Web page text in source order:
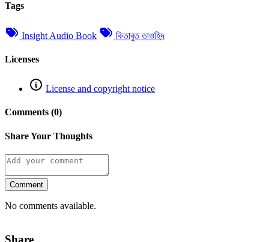
Tags
Insight Audio Book কিতাবুত তাওহিদ
Licenses
License and copyright notice
Comments (0)
Share Your Thoughts
Comment
No comments available.
Share